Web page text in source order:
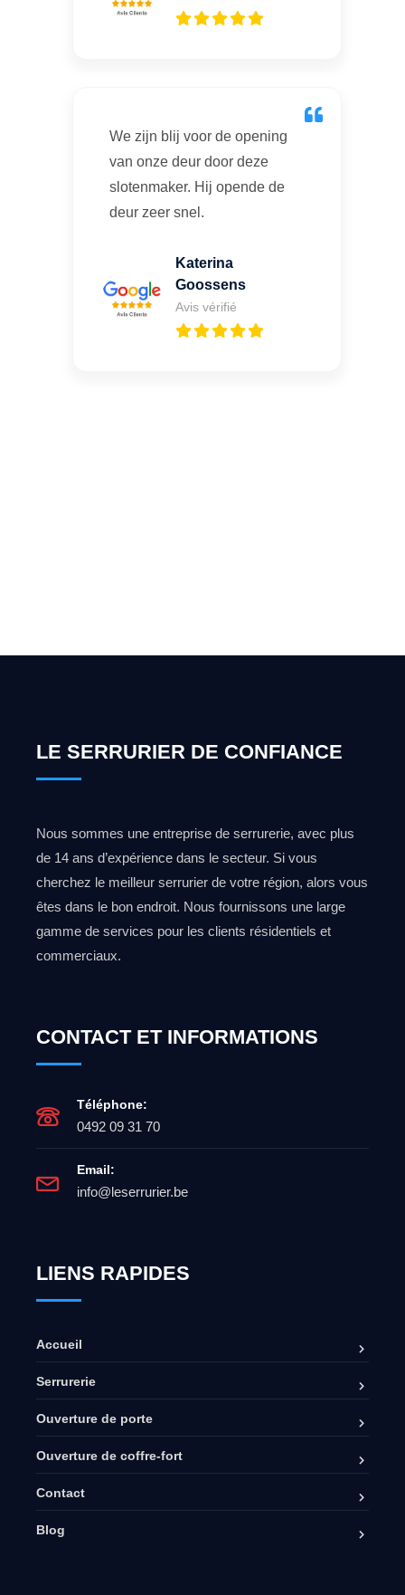
We zijn blij voor de opening
van onze deur door deze
slotenmaker. Hij opende de
deur zeer snel.
Katerina
Goossens
Avis vérifié
LE SERRURIER DE CONFIANCE
Nous sommes une entreprise de serrurerie, avec plus
de 14 ans d’expérience dans le secteur. Si vous
cherchez le meilleur serrurier de votre région, alors vous
êtes dans le bon endroit. Nous fournissons une large
gamme de services pour les clients résidentiels et
commerciaux.
CONTACT ET INFORMATIONS
Téléphone:
0492 09 31 70
Email:
info@leserrurier.be
LIENS RAPIDES
Accueil
Serrurerie
Ouverture de porte
Ouverture de coffre-fort
Contact
Blog